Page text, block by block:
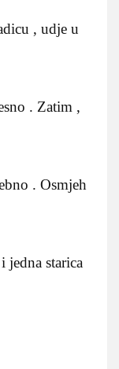
, udje u
. Zatim ,
. Osmjeh
jedna starica